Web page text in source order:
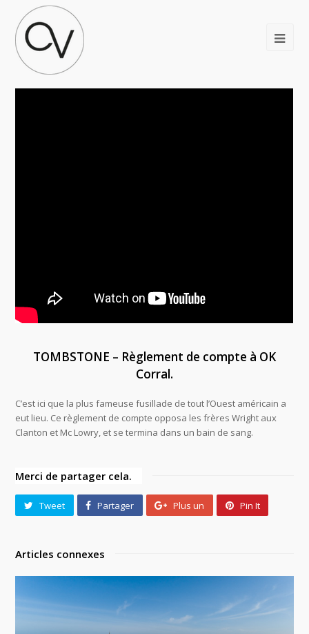
TOMBSTONE – Règlement de compte à OK
Corral.
C’est ici que la plus fameuse fusillade de tout l’Ouest américain a
eut lieu. Ce règlement de compte opposa les frères Wright aux
Clanton et Mc Lowry, et se termina dans un bain de sang.
Merci de partager cela.
Tweet Partager Plus un Pin It
Articles connexes